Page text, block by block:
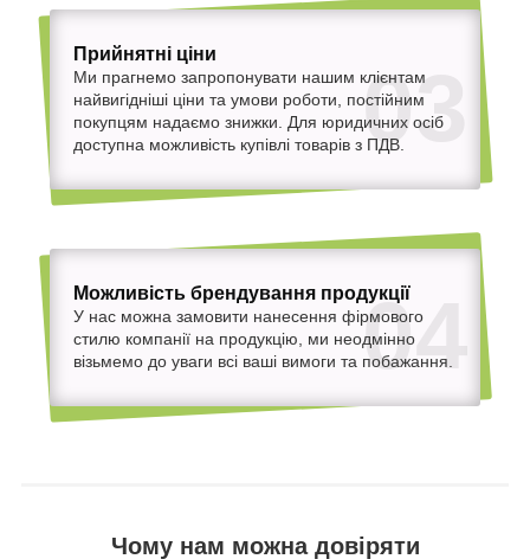
03
Прийнятні ціни
Ми прагнемо запропонувати нашим клієнтам
найвигідніші ціни та умови роботи, постійним
покупцям надаємо знижки. Для юридичних осіб
доступна можливість купівлі товарів з ПДВ.
04
Можливість брендування продукції
У нас можна замовити нанесення фірмового
стилю компанії на продукцію, ми неодмінно
візьмемо до уваги всі ваші вимоги та побажання.
Чому нам можна довіряти